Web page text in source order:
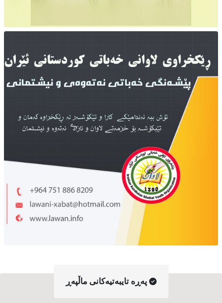
په‌ڕه‌ تایبه‌تیه‌کانی ماڵپه‌ڕ